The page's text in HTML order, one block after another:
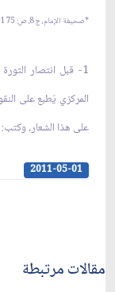
*صحيفة الإمام، ج‏8، ص: 175
1- قبل انتصار
المركزي يَطبع على
على هذا الشعار،
2011-05-01
مقالات مرتبطة